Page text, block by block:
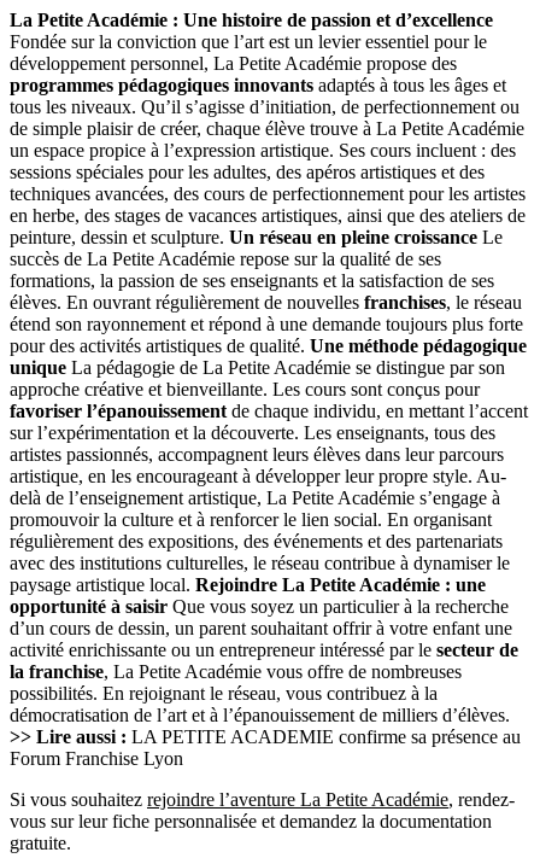
La Petite Académie : Une histoire de passion et d’excellence
Fondée sur la conviction que l’art est un levier essentiel pour le
développement personnel, La Petite Académie propose des
programmes pédagogiques innovants adaptés à tous les âges et
tous les niveaux. Qu’il s’agisse d’initiation, de perfectionnement ou
de simple plaisir de créer, chaque élève trouve à La Petite Académie
un espace propice à l’expression artistique. Ses cours incluent : des
sessions spéciales pour les adultes, des apéros artistiques et des
techniques avancées, des cours de perfectionnement pour les artistes
en herbe, des stages de vacances artistiques, ainsi que des ateliers de
peinture, dessin et sculpture. Un réseau en pleine croissance Le
succès de La Petite Académie repose sur la qualité de ses
formations, la passion de ses enseignants et la satisfaction de ses
élèves. En ouvrant régulièrement de nouvelles franchises, le réseau
étend son rayonnement et répond à une demande toujours plus forte
pour des activités artistiques de qualité. Une méthode pédagogique
unique La pédagogie de La Petite Académie se distingue par son
approche créative et bienveillante. Les cours sont conçus pour
favoriser l’épanouissementde chaque individu, en mettant l’accent
sur l’expérimentation et la découverte. Les enseignants, tous des
artistes passionnés, accompagnent leurs élèves dans leur parcours
artistique, en les encourageant à développer leur propre style. Au-
delà de l’enseignement artistique, La Petite Académie s’engage à
promouvoir la culture et à renforcer le lien social. En organisant
régulièrement des expositions, des événements et des partenariats
avec des institutions culturelles, le réseau contribue à dynamiser le
paysage artistique local. Rejoindre La Petite Académie : une
opportunité à saisir Que vous soyez un particulier à la recherche
d’un cours de dessin, un parent souhaitant offrir à votre enfant une
activité enrichissante ou un entrepreneur intéressé par le secteur de
la franchise, La Petite Académie vous offre de nombreuses
possibilités. En rejoignant le réseau, vous contribuez à la
démocratisation de l’art et à l’épanouissement de milliers d’élèves.
>> Lire aussi : LA PETITE ACADEMIE confirme sa présence au
Forum Franchise Lyon
Si vous souhaitez rejoindre l’aventure La Petite Académie, rendez-
vous sur leur fiche personnalisée et demandez la documentation
gratuite.